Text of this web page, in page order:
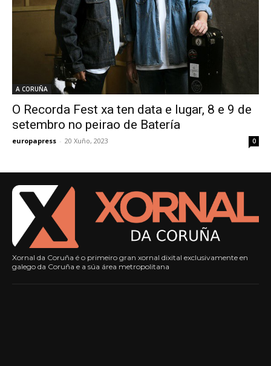
A CORUÑA
O Recorda Fest xa ten data e lugar, 8 e 9 de
setembro no peirao de Batería
europapress - 20 Xuño, 2023 0
Xornal da Coruña é o primeiro gran xornal dixital exclusivamente en
galego da Coruña e a súa área metropolitana